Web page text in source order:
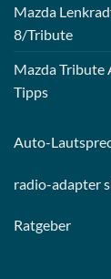
Mazda
8/Tribute
Mazda Tribute
Tipps
Auto-
radio-adapter
Ratgeber